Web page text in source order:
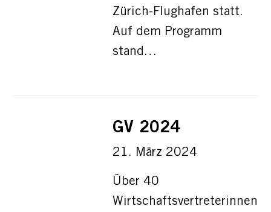
Zürich-Flughafen statt.
Auf dem Programm
stand…
GV 2024
21. März 2024
Über 40
Wirtschaftsvertreterinnen